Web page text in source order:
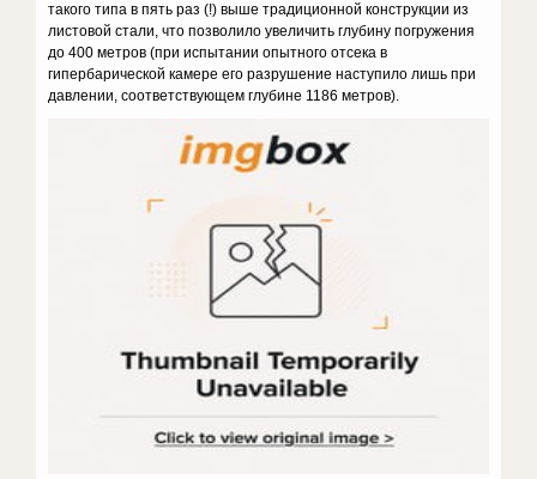
такого типа в пять раз (!) выше традиционной конструкции из
листо­вой стали, что позволило увеличить глубину погружения
до 400 мет­ров (при испытании опытного отсека в
гипербарической камере его разрушение наступило лишь при
давлении, соответствующем глуби­не 1186 метров).